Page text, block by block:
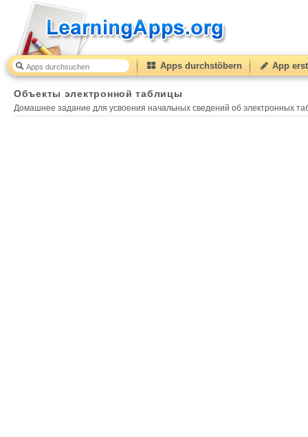
Apps durchstöbern App
Объекты электронной таблицы
Домашнее задание для усвоения начальных сведений об электронных
Объекты электронной таблицы 40(from10to50)